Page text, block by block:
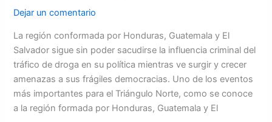
Dejar un comentario
La región conformada por Honduras, Guatemala y El
Salvador sigue sin poder sacudirse la influencia criminal del
tráfico de droga en su política mientras ve surgir y crecer
amenazas a sus frágiles democracias. Uno de los eventos
más importantes para el Triángulo Norte, como se conoce
a la región formada por Honduras, Guatemala y El
el
autoritarismo